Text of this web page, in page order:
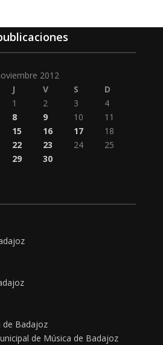
2012
J V S
D
1
2 3
4
8 9 10
11
15 16 17
18
22 23 24
25
29
30
de Badajoz
de Música de Badajoz